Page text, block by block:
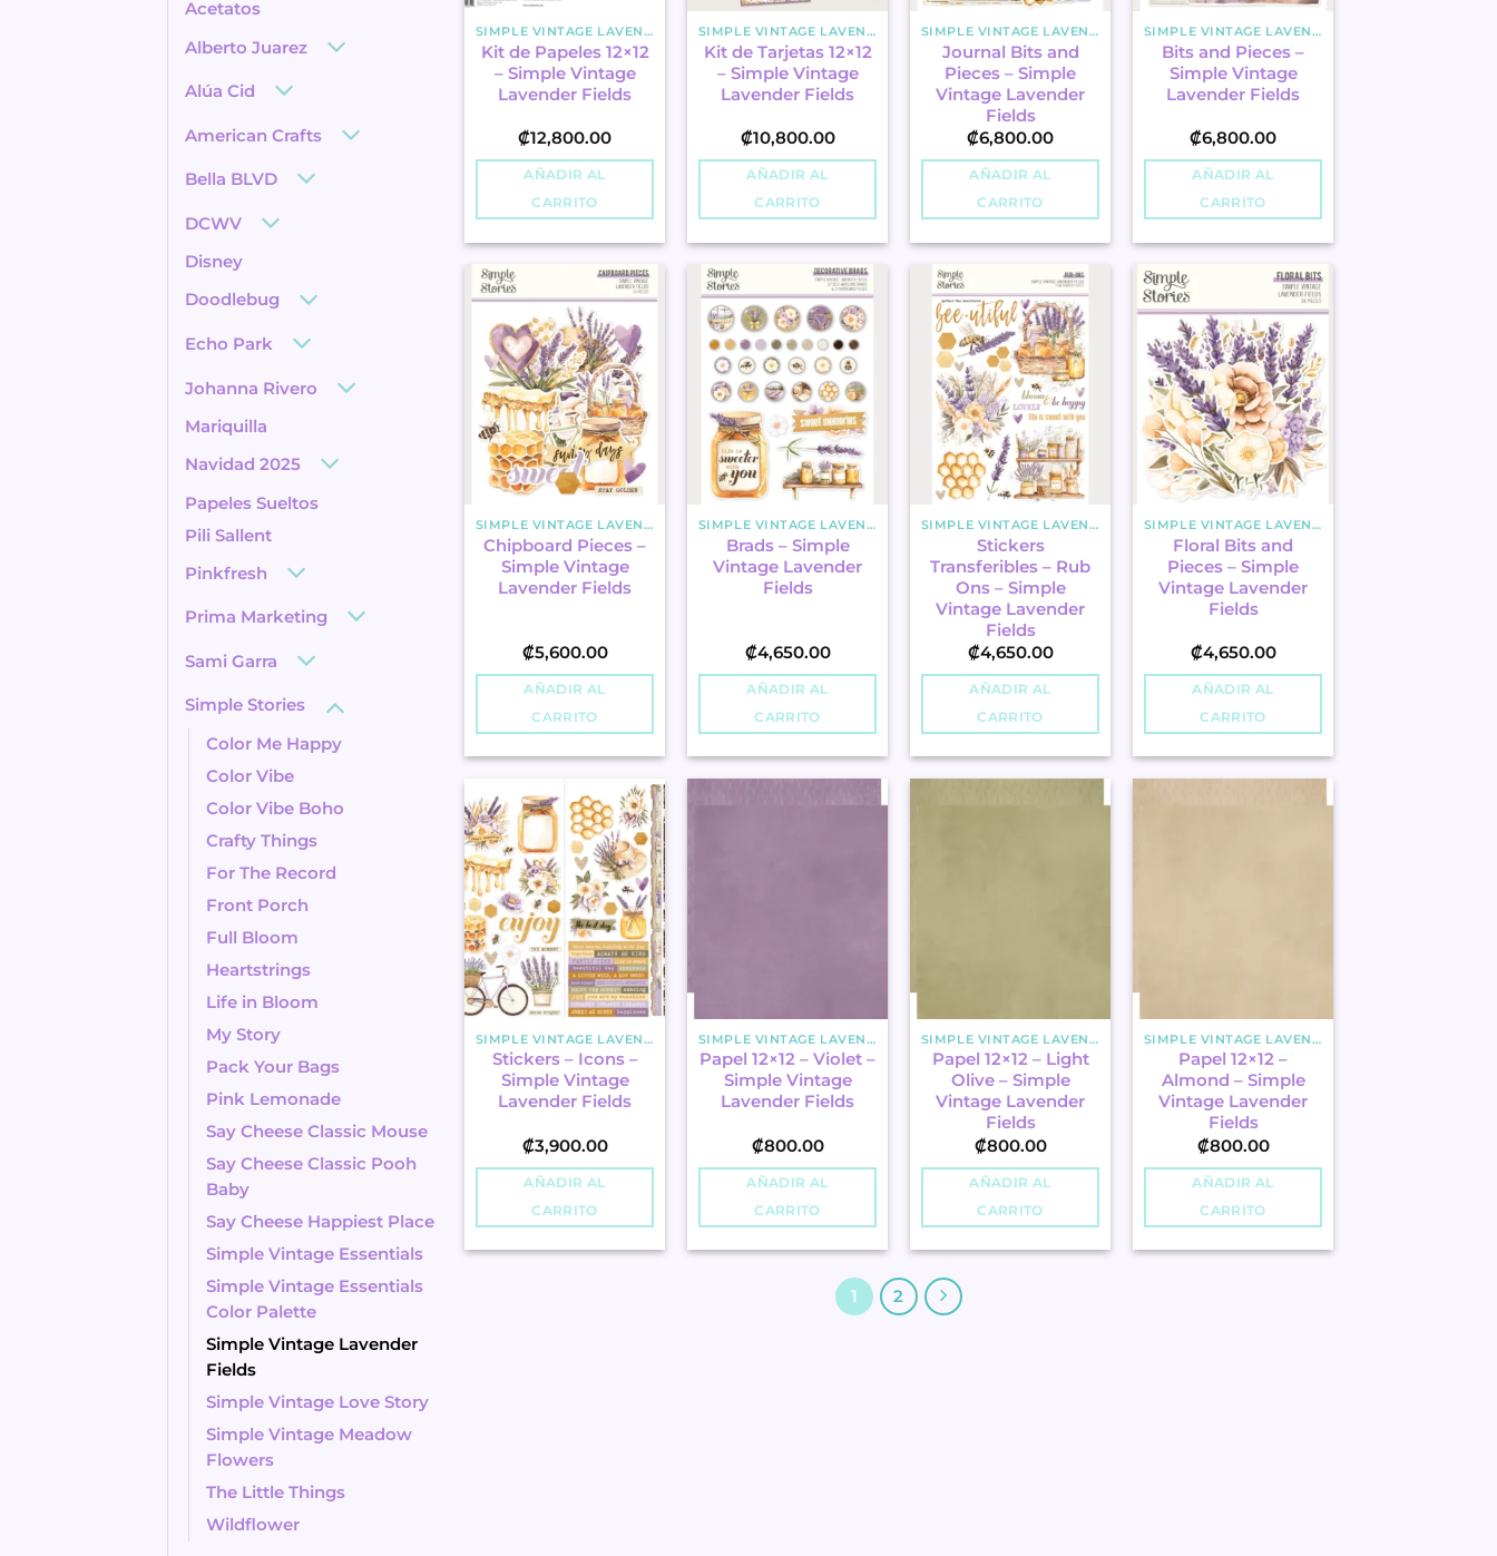
Acetatos
Alberto Juarez
Alúa Cid
American Crafts
Bella BLVD
DCWV
Disney
Doodlebug
Echo Park
Johanna Rivero
Mariquilla
Navidad 2025
Papeles Sueltos
Pili Sallent
Pinkfresh
Prima Marketing
Sami Garra
Simple Stories
Color Me Happy
Color Vibe
Color Vibe Boho
Crafty Things
For The Record
Front Porch
Full Bloom
Heartstrings
Life in Bloom
My Story
Pack Your Bags
Pink Lemonade
Say Cheese Classic Mouse
Say Cheese Classic Pooh
Baby
Say Cheese Happiest Place
Simple Vintage Essentials
Simple Vintage Essentials
Color Palette
Simple Vintage Lavender
Fields
Simple Vintage Love Story
Simple Vintage Meadow
Flowers
The Little Things
Wildflower
SIMPLE VINTAGE LAVENDER FIELDS
Kit de Papeles 12×12
– Simple Vintage
Lavender Fields
₡12,800.00
AÑADIR AL
CARRITO
SIMPLE VINTAGE LAVENDER FIELDS
Kit de Tarjetas 12×12
– Simple Vintage
Lavender Fields
₡10,800.00
AÑADIR AL
CARRITO
SIMPLE VINTAGE LAVENDER FIELDS
Journal Bits and
Pieces – Simple
Vintage Lavender
Fields
₡6,800.00
AÑADIR AL
CARRITO
SIMPLE VINTAGE LAVENDER FIELDS
Bits and Pieces –
Simple Vintage
Lavender Fields
₡6,800.00
AÑADIR AL
CARRITO
SIMPLE VINTAGE LAVENDER FIELDS
Chipboard Pieces –
Simple Vintage
Lavender Fields
₡5,600.00
AÑADIR AL
CARRITO
SIMPLE VINTAGE LAVENDER FIELDS
Brads – Simple
Vintage Lavender
Fields
₡4,650.00
AÑADIR AL
CARRITO
SIMPLE VINTAGE LAVENDER FIELDS
Stickers
Transferibles – Rub
Ons – Simple
Vintage Lavender
Fields
₡4,650.00
AÑADIR AL
CARRITO
SIMPLE VINTAGE LAVENDER FIELDS
Floral Bits and
Pieces – Simple
Vintage Lavender
Fields
₡4,650.00
AÑADIR AL
CARRITO
SIMPLE VINTAGE LAVENDER FIELDS
Stickers – Icons –
Simple Vintage
Lavender Fields
₡3,900.00
AÑADIR AL
CARRITO
SIMPLE VINTAGE LAVENDER FIELDS
Papel 12×12 – Violet –
Simple Vintage
Lavender Fields
₡800.00
AÑADIR AL
CARRITO
SIMPLE VINTAGE LAVENDER FIELDS
Papel 12×12 – Light
Olive – Simple
Vintage Lavender
Fields
₡800.00
AÑADIR AL
CARRITO
SIMPLE VINTAGE LAVENDER FIELDS
Papel 12×12 –
Almond – Simple
Vintage Lavender
Fields
₡800.00
AÑADIR AL
CARRITO
1 2